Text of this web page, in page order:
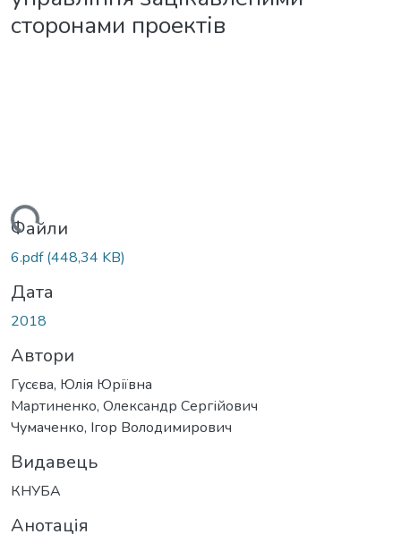
сторонами проектів
Файли
6.pdf(448,34 KB)
Дата
2018
Автори
Гусєва, Юлія Юріївна
Мартиненко, Олександр Сергійович
Чумаченко, Ігор Володимирович
Видавець
КНУБА
Анотація